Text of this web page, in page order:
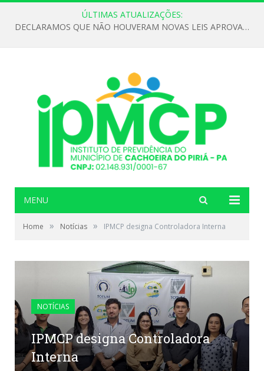
ÚLTIMAS ATUALIZAÇÕES:
DECLARAMOS QUE NÃO HOUVERAM NOVAS LEIS APROVADAS ATÉ O MOMENTO PARA O INSTITUTO DE PREVIDÊNCIA NO ANO DE 2026
MENU
Home » Notícias » IPMCP designa Controladora Interna
NOTÍCIAS
IPMCP designa Controladora
Interna